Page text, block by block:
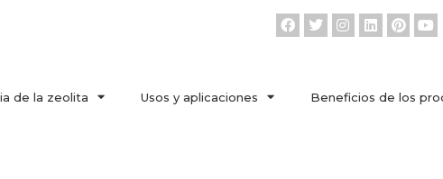
de la zeolita Usos y aplicaciones Beneficios de los